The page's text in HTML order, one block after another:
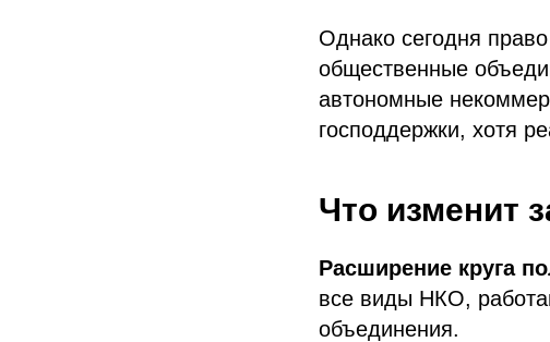
Однако сегодня
общественные
автономные
господдержки, хотя
Что изменит
Расширение круга
все виды НКО,
объединения.